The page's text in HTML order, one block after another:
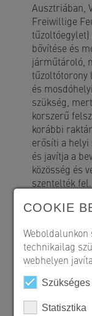
Ausztriában,
Freiwillige
bővítése és
járműtároló,
tűzoltótorony
és
szükség,
korszerű
korábbi
erősíti a helyi
és javítja a
közösség és
szentelték fel.
COOKIE
technikailag
webhelyen
Statisztika